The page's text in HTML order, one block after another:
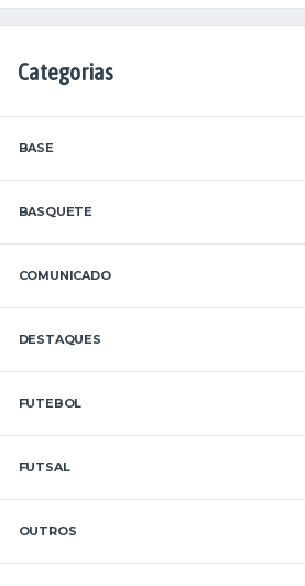
Categorias
BASE
BASQUETE
COMUNICADO
DESTAQUES
FUTEBOL
FUTSAL
OUTROS